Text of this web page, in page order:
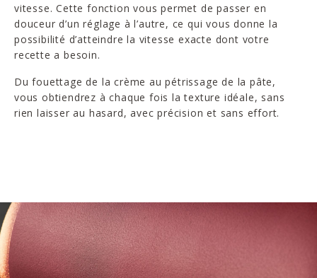
vitesse. Cette fonction vous permet de passer en
douceur d’un réglage à l’autre, ce qui vous donne la
possibilité d’atteindre la vitesse exacte dont votre
recette a besoin.
Du fouettage de la crème au pétrissage de la pâte,
vous obtiendrez à chaque fois la texture idéale, sans
rien laisser au hasard, avec précision et sans effort.